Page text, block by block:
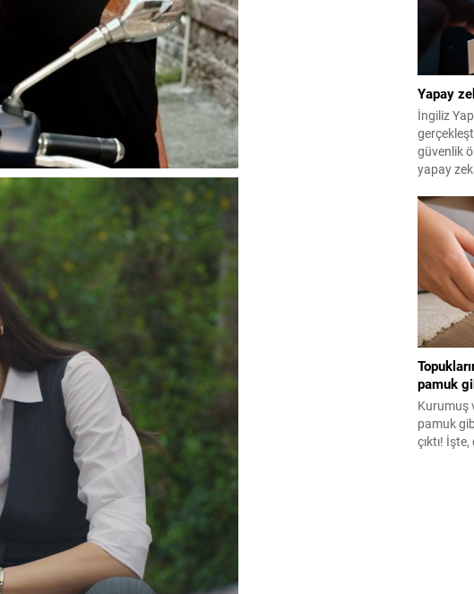
Yapay
İngiliz
güvenlik
yapay
pamuk
Kurumuş
pamuk
çıktı!